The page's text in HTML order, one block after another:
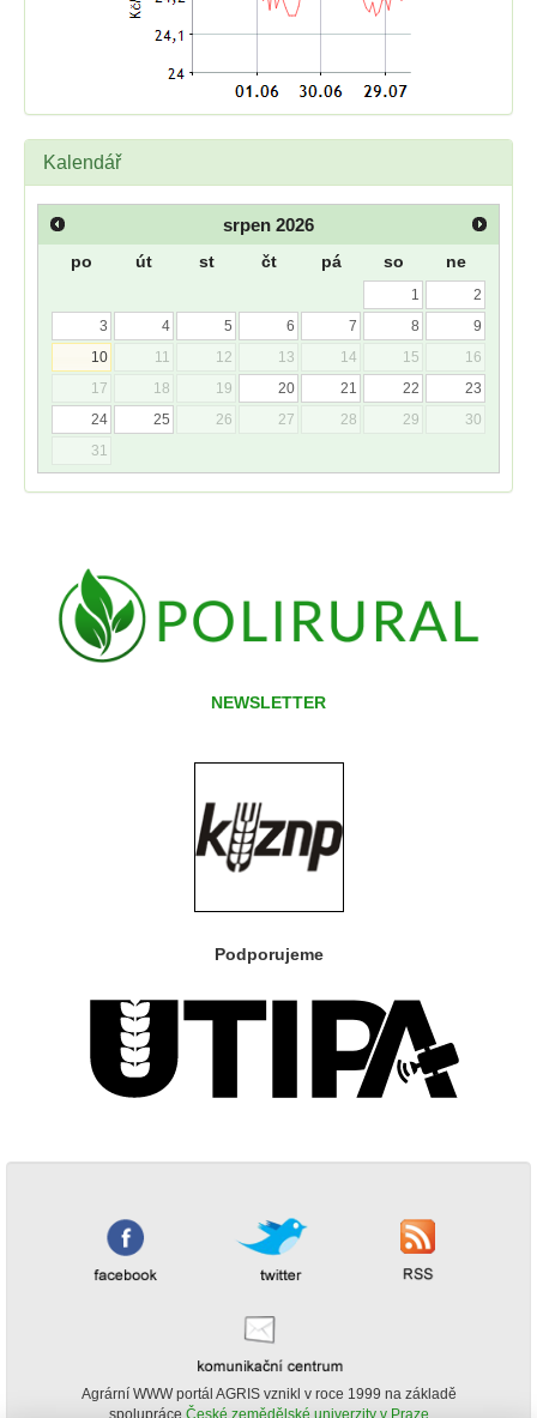
Kalendář
srpen 2026
po út st čt pá so ne
1
2
3
4 5 6 7 8
9
10
11 12 13 14 15
16
17
18 19 20 21 22
23
24
25 26 27 28 29
30
31
NEWSLETTER
Podporujeme
Agrární WWW portál AGRIS vznikl v roce 1999 na základě
spolupráce České zemědělské univerzity v Praze